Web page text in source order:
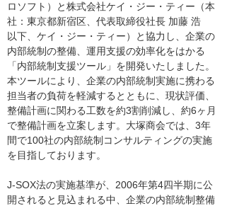
ロソフト）と株式会社ケイ・ジー・ティー（本
社：東京都新宿区、代表取締役社長 加藤 浩
以下、ケイ・ジー・ティー）と協力し、企業の
内部統制の整備、運用支援の効率化をはかる
「内部統制支援ツール」を開発いたしました。
本ツールにより、企業の内部統制実施に携わる
担当者の負荷を軽減するとともに、現状評価、
整備計画に関わる工数を約3割削減し、約6ヶ月
で整備計画を立案します。大塚商会では、3年
間で100社の内部統制コンサルティングの実施
を目指しております。
J-SOX法の実施基準が、2006年第4四半期に公
開されると見込まれる中、企業の内部統制整備